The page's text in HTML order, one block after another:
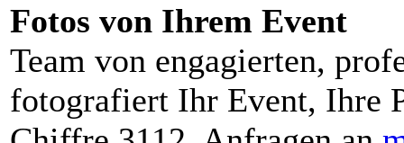
Fotos von Ihrem Event
Team von engagierten,
fotografiert Ihr Event, Ihre